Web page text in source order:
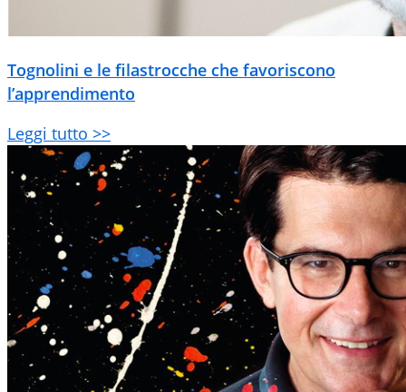
Tognolini e le filastrocche che favoriscono
l’apprendimento
Leggi tutto >>